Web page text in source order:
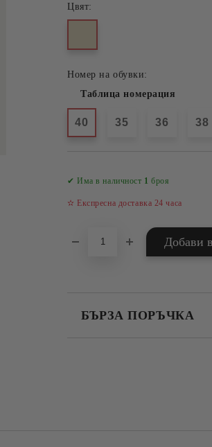
Цвят:
Номер на обувки:
Таблица номерация
40 35 36 38
✔ Има в наличност 1 броя
✫ Експресна доставка 24 часа
БЪРЗА ПОРЪЧКА